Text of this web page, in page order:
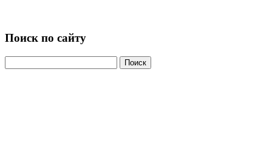
Поиск по сайту